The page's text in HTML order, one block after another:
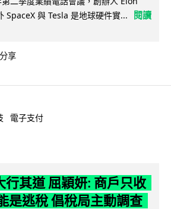
SpaceX 與 Tesla 是地球硬件實...
閱讀
分享
電子支付
行其道 屈穎妍: 商戶只收
是逃稅 倡稅局主動調查